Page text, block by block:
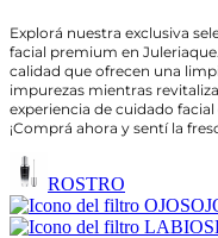
Explorá nuestra exclusiva
facial premium en
calidad que ofrecen una
impurezas mientras
experiencia de cuidado
¡Comprá ahora y sentí la
ROSTRO